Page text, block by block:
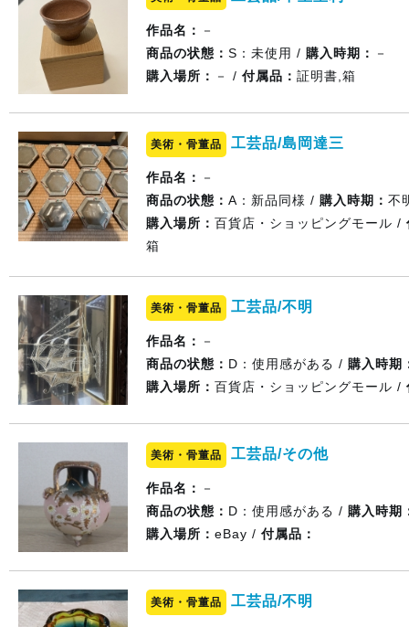
作品名：
－
商品の状態： S：未使用 / 購入時期：
－
購入場所：
－ / 付属品： 証明書,箱
美術・骨董品 工芸品/島岡達三
作品名：
－
商品の状態： A：新品同様 / 購入時期： 不
購入場所： 百貨店・ショッピングモール /
箱
美術・骨董品 工芸品/不明
作品名：
－
商品の状態： D：使用感がある / 購入時期
購入場所： 百貨店・ショッピングモール /
美術・骨董品 工芸品/その他
作品名：
－
商品の状態： D：使用感がある / 購入時期
購入場所： eBay / 付属品：
美術・骨董品 工芸品/不明